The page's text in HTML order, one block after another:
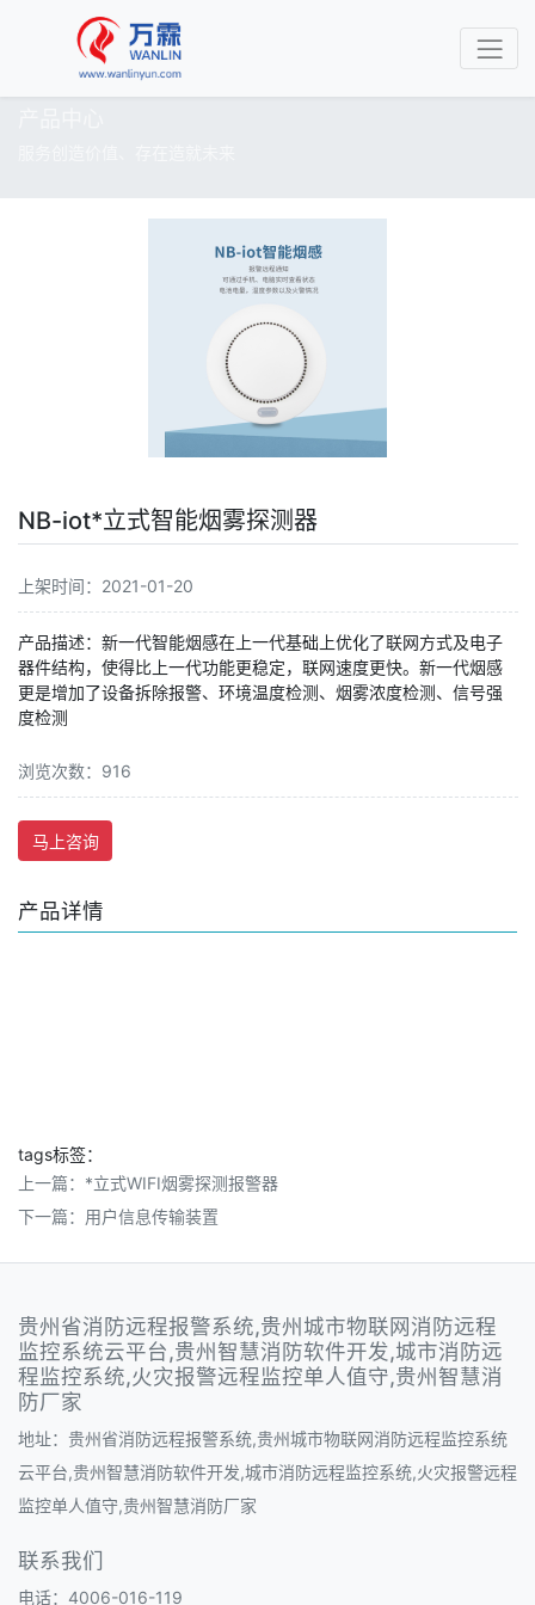
NB-iot*立式智能烟雾探测器
上架时间：2021-01-20
产品描述：新一代智能烟感在上一代基础上优化了联网方式及电子
器件结构，使得比上一代功能更稳定，联网速度更快。新一代烟感
更是增加了设备拆除报警、环境温度检测、烟雾浓度检测、信号强
度检测
浏览次数：916
马上咨询
产品详情
tags标签：
上一篇： *立式WIFI烟雾探测报警器
下一篇： 用户信息传输装置
贵州省消防远程报警系统,贵州城市物联网消防远程
监控系统云平台,贵州智慧消防软件开发,城市消防远
程监控系统,火灾报警远程监控单人值守,贵州智慧消
防厂家
地址：贵州省消防远程报警系统,贵州城市物联网消防远程监控系统
云平台,贵州智慧消防软件开发,城市消防远程监控系统,火灾报警远程
监控单人值守,贵州智慧消防厂家
联系我们
电话：4006-016-119